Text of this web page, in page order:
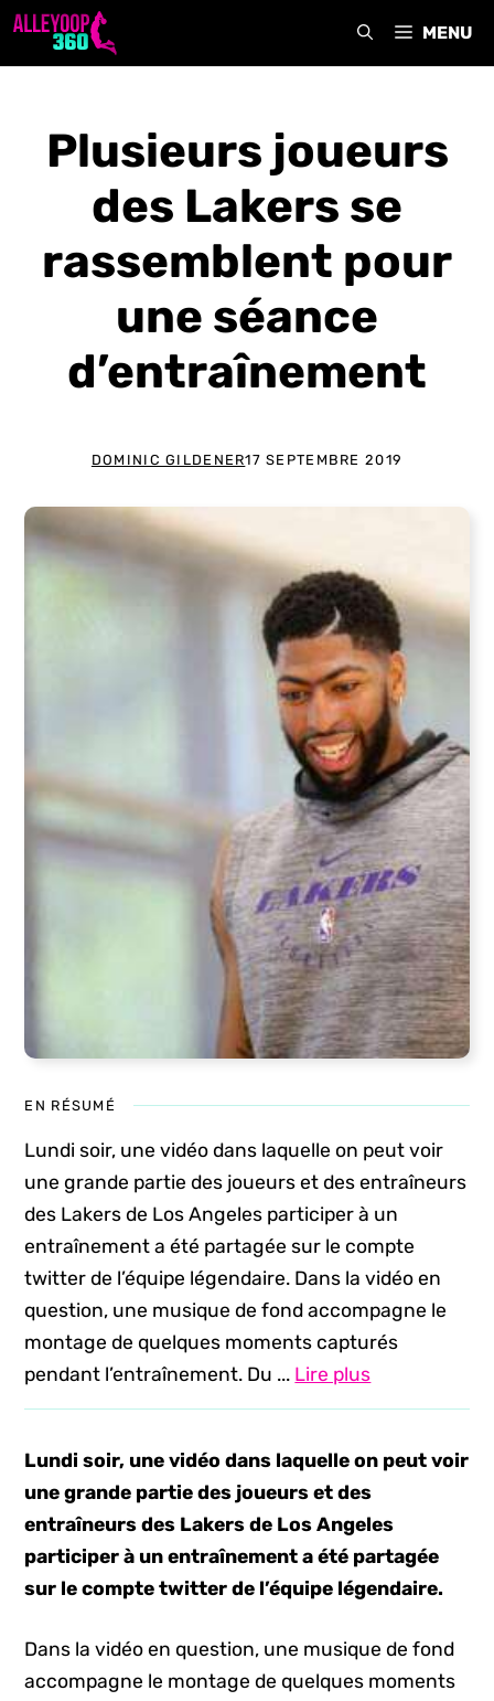
Aller
MENU
Plusieurs joueurs
des Lakers se
rassemblent pour
une séance
d’entraînement
DOMINIC GILDENER17 SEPTEMBRE 2019
EN RÉSUMÉ
Lundi soir, une vidéo dans laquelle on peut voir
une grande partie des joueurs et des entraîneurs
des Lakers de Los Angeles participer à un
entraînement a été partagée sur le compte
twitter de l’équipe légendaire. Dans la vidéo en
question, une musique de fond accompagne le
montage de quelques moments capturés
pendant l’entraînement. Du ... Lire plus
Lundi soir, une vidéo dans laquelle on peut voir
une grande partie des joueurs et des
entraîneurs des Lakers de Los Angeles
participer à un entraînement a été partagée
sur le compte twitter de l’équipe légendaire.
Dans la vidéo en question, une musique de fond
accompagne le montage de quelques moments